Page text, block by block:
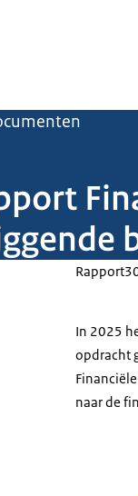
Rapport
In 2025
opdracht
naar de